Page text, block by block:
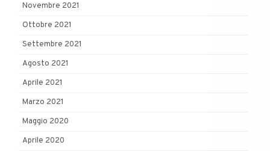
Novembre 2021
Ottobre 2021
Settembre 2021
Agosto 2021
Aprile 2021
Marzo 2021
Maggio 2020
Aprile 2020